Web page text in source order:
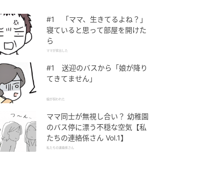
#1 「ママ、生きてるよね？」
寝ていると思って部屋を開けた
ら
ママが家出した
#1 送迎のバスから「娘が降り
てきてません」
娘が拐われた
ママ同士が無視し合い？ 幼稚園
のバス停に漂う不穏な空気【私
たちの連絡係さん Vol.1】
私たちの連絡係さん